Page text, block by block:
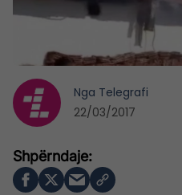
Nga Telegrafi
22/03/2017